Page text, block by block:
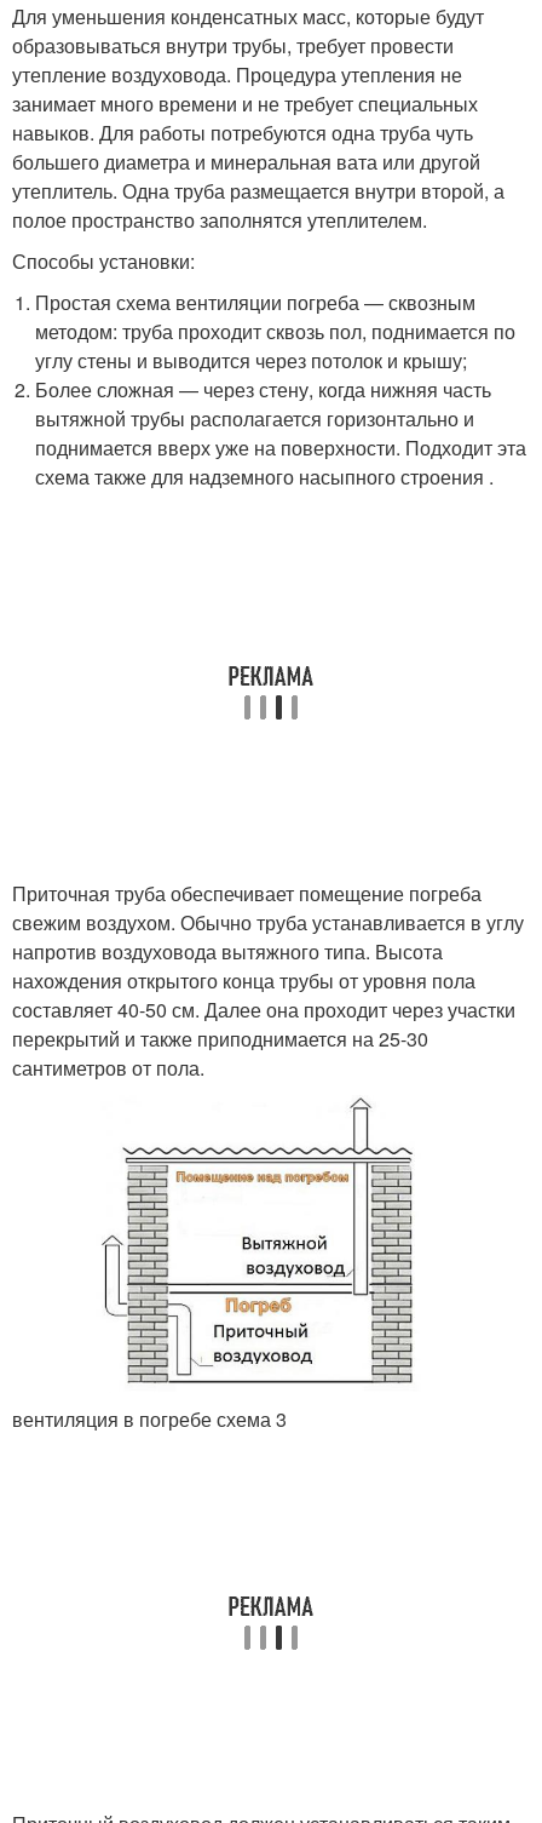
Для уменьшения конденсатных масс, которые будут
образовываться внутри трубы, требует провести
утепление воздуховода. Процедура утепления не
занимает много времени и не требует специальных
навыков. Для работы потребуются одна труба чуть
большего диаметра и минеральная вата или другой
утеплитель. Одна труба размещается внутри второй, а
полое пространство заполнятся утеплителем.
Способы установки:
Простая схема вентиляции погреба — сквозным
методом: труба проходит сквозь пол, поднимается по
углу стены и выводится через потолок и крышу;
Более сложная — через стену, когда нижняя часть
вытяжной трубы располагается горизонтально и
поднимается вверх уже на поверхности. Подходит эта
схема также для надземного насыпного строения .
Приточная труба обеспечивает помещение погреба
свежим воздухом. Обычно труба устанавливается в углу
напротив воздуховода вытяжного типа. Высота
нахождения открытого конца трубы от уровня пола
составляет 40-50 см. Далее она проходит через участки
перекрытий и также приподнимается на 25-30
сантиметров от пола.
вентиляция в погребе схема 3